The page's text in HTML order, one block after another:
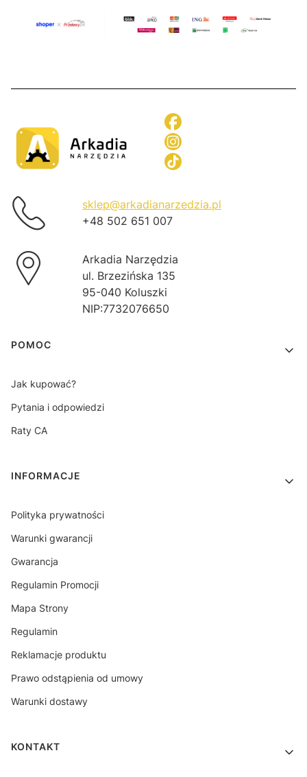
sklep@arkadianarzedzia.pl
+48 502 651 007
Arkadia Narzędzia
ul. Brzezińska 135
95-040 Koluszki
NIP:7732076650
Linki w stopce
POMOC
Jak kupować?
Pytania i odpowiedzi
Raty CA
INFORMACJE
Polityka prywatności
Warunki gwarancji
Gwarancja
Regulamin Promocji
Mapa Strony
Regulamin
Reklamacje produktu
Prawo odstąpienia od umowy
Warunki dostawy
KONTAKT